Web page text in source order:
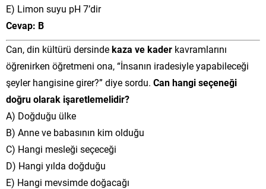
E) Limon suyu pH 7’dir
Cevap: B
Can, din kültürü dersindekaza ve kader kavramlarını
öğrenirken öğretmeni ona, “İnsanın iradesiyle yapabileceği
şeyler hangisine girer?” diye sordu. Can hangi seçeneği
doğru olarak işaretlemelidir?
A) Doğduğu ülke
B) Anne ve babasının kim olduğu
C) Hangi mesleği seçeceği
D) Hangi yılda doğduğu
E) Hangi mevsimde doğacağı